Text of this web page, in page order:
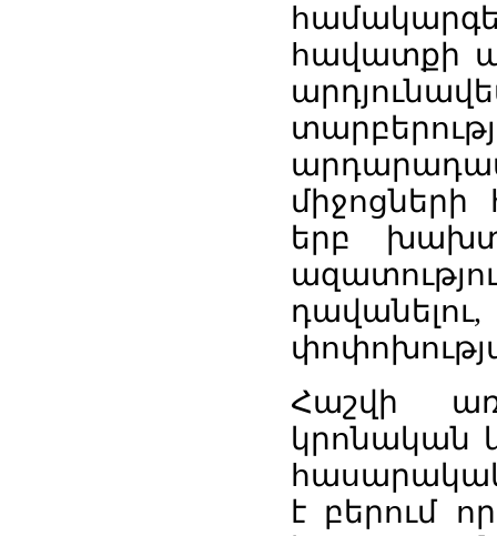
հավատքի
միջոցների
երբ
Հաշվի
կրոնական
է բերում